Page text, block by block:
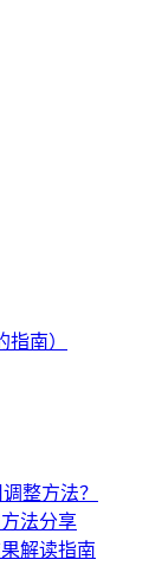
南）
整方法？
法分享
解读指南